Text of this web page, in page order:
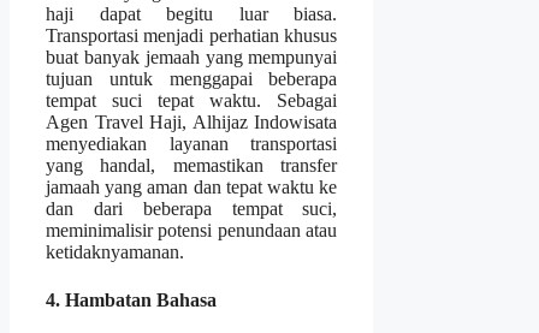
haji dapat begitu luar biasa.
Transportasi menjadi perhatian khusus
buat banyak jemaah yang mempunyai
tujuan untuk menggapai beberapa
tempat suci tepat waktu. Sebagai
Agen Travel Haji, Alhijaz Indowisata
menyediakan layanan transportasi
yang handal, memastikan transfer
jamaah yang aman dan tepat waktu ke
dan dari beberapa tempat suci,
meminimalisir potensi penundaan atau
ketidaknyamanan.
4. Hambatan Bahasa